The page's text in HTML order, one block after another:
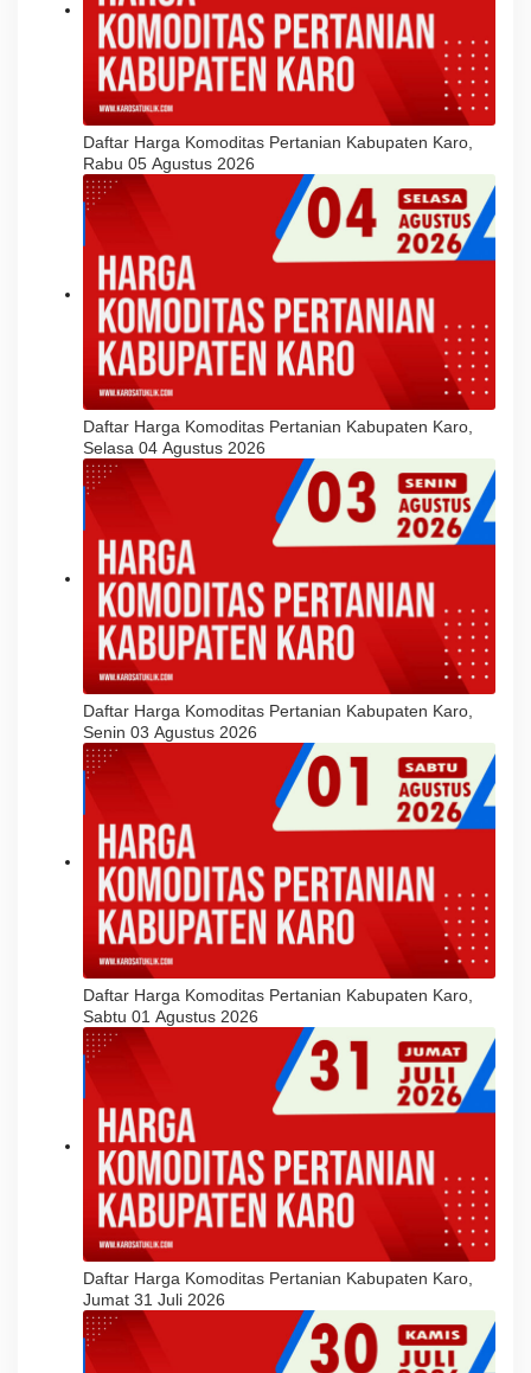
Daftar Harga Komoditas Pertanian Kabupaten Karo,
Rabu 05 Agustus 2026
Daftar Harga Komoditas Pertanian Kabupaten Karo,
Selasa 04 Agustus 2026
Daftar Harga Komoditas Pertanian Kabupaten Karo,
Senin 03 Agustus 2026
Daftar Harga Komoditas Pertanian Kabupaten Karo,
Sabtu 01 Agustus 2026
Daftar Harga Komoditas Pertanian Kabupaten Karo,
Jumat 31 Juli 2026